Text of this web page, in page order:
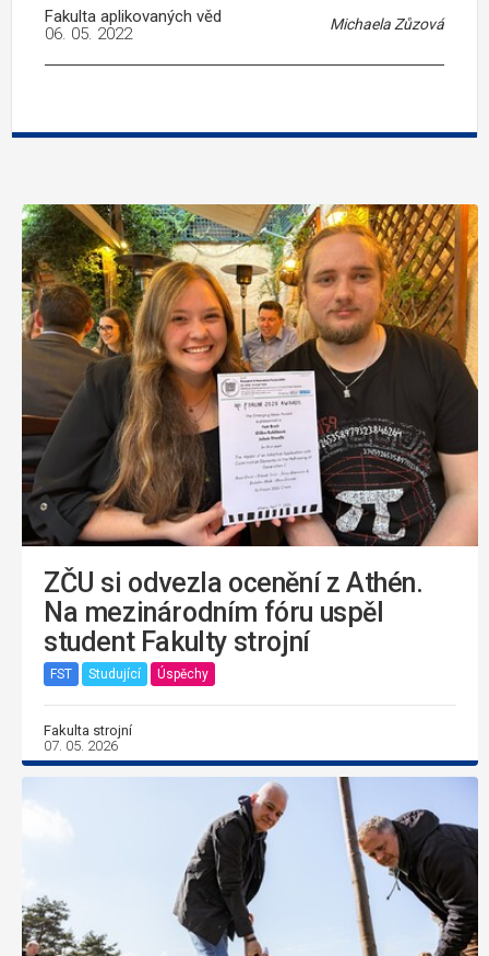
Fakulta aplikovaných věd Michaela Zůzová
06. 05. 2022
ZČU si odvezla ocenění z Athén.
Na mezinárodním fóru uspěl
student Fakulty strojní
FST Studující Úspěchy
Fakulta strojní
07. 05. 2026